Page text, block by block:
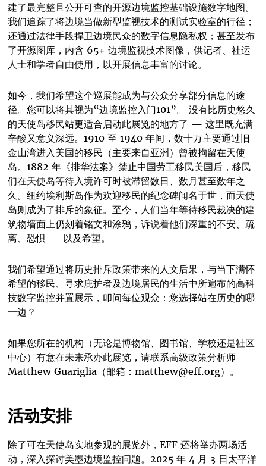
建了最完整且公开可查的开源边境监控基础设施数字地图。
我们追踪了将边境当做新型监视技术的测试实验室的行径；
还通过法律手段捍卫边境民众的数字信息隐私权；甚至发布
了开源图库，内含 65+ 边境监视技术图像，供记者、社运
人士和学者自由使用，以开展信息丰富的讨论。
如今，我们希望这个巡展能成为与公众分享部分信息的途
径。您可以将其视为“边境监控入门101”。 没有比历史悠久
的天使岛移民站更适合启动此展览的地方了 — 这里既充满
辛酸又意义深远。1910 至 1940 年间，数十万主要通过旧
金山湾进入美国的移民（主要来自亚洲）曾被拘留在天使
岛。1882 年《排华法案》禁止中国劳工移民美国后，移民
们在天使岛等待入境许可时被滞留数日、数月甚至数年之
久。纽约埃利斯岛作为欢迎移民的纪念碑闻名于世，而天使
岛则成为了排斥的象征。至今，人们当年等待移民裁决的建
筑物墙面上仍刻着铭文和涂鸦，诉说着他们深重的不安、疏
离、恐惧 — 以及希望。
我们希望通过将历史排斥政策带来的人文后果，与当下满怀
希望的移民、寻求庇护者及边境居民的生活中所遍布的高科
技数字监控并置展示，叩问每位观众：您选择站在历史的哪
一边？
如果您所在的机构（无论是博物馆、图书馆、学校还是社区
中心）有意在未来承办此展览，请联系高级政策分析师
Matthew Guariglia（邮箱：matthew@eff.org）。
活动安排
除了可在天使岛实地参观的展览外，EFF 还将举办两场活
动，深入探讨美墨边境监控问题。2025 年 4 月 3 日太平洋